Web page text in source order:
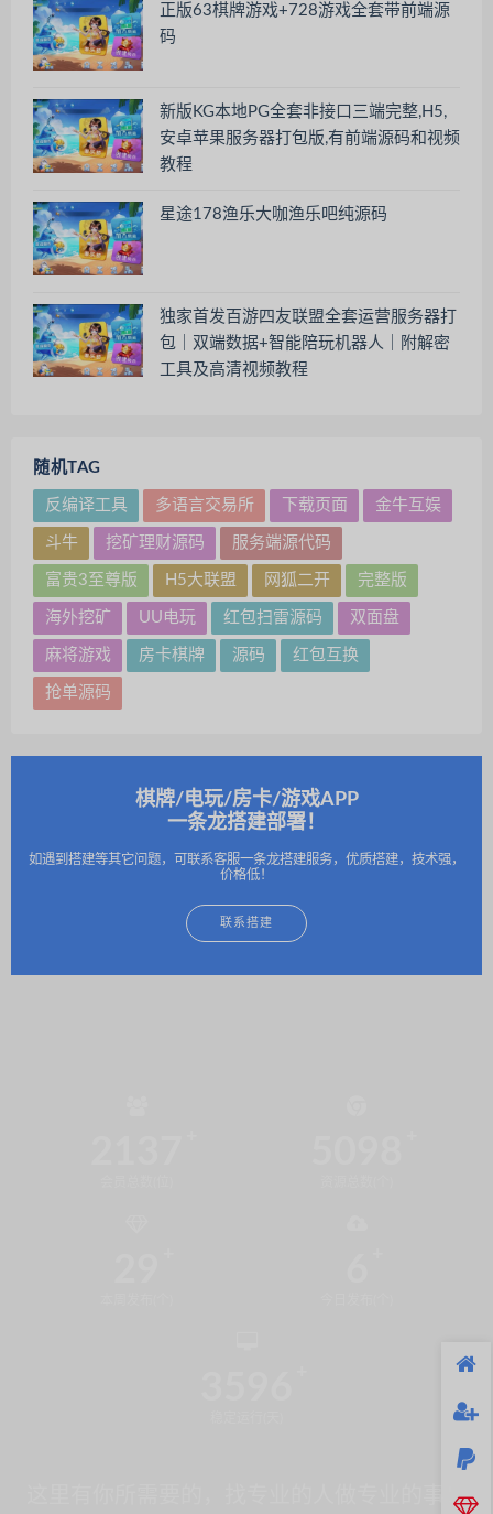
正版63棋牌游戏+728游戏全套带前端源
码
新版KG本地PG全套非接口三端完整,H5,
安卓苹果服务器打包版,有前端源码和视频
教程
星途178渔乐大咖渔乐吧纯源码
独家首发百游四友联盟全套运营服务器打
包｜双端数据+智能陪玩机器人｜附解密
工具及高清视频教程
随机TAG
反编译工具 多语言交易所 下载页面 金牛互娱
斗牛 挖矿理财源码 服务端源代码
富贵3至尊版 H5大联盟 网狐二开 完整版
海外挖矿 UU电玩 红包扫雷源码 双面盘
麻将游戏 房卡棋牌 源码 红包互换
抢单源码
棋牌/电玩/房卡/游戏APP
一条龙搭建部署！
如遇到搭建等其它问题，可联系客服一条龙搭建服务，优质搭建，技术强，
价格低！
联系搭建
这里有你所需要的，找专业的人做专业的事！